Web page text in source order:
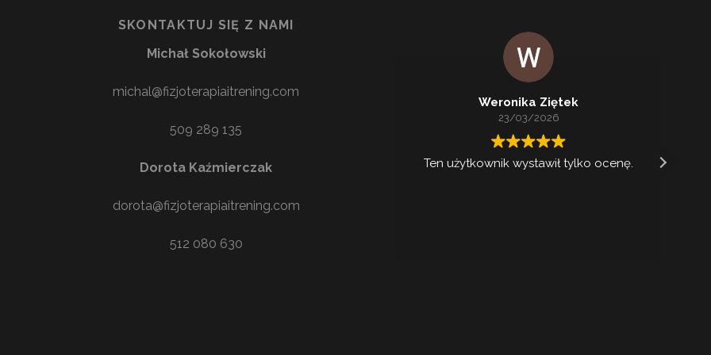
SKONTAKTUJ SIĘ Z NAMI
Michał Sokołowski
michal@fizjoterapiaitrening.com
509 289 135
Dorota Kaźmierczak
dorota@fizjoterapiaitrening.com
512 080 630
Weronika Ziętek
23/03/2026
Ten użytkownik wystawił tylko ocenę.